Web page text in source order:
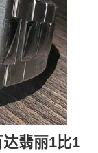
翡丽1比1